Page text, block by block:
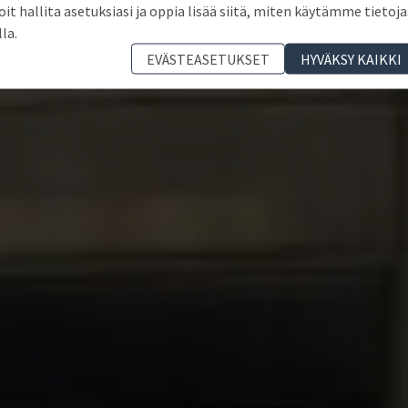
hallita asetuksiasi ja oppia lisää siitä, miten käytämme
EVÄSTEASETUKSET
HYVÄKSY KAIKKI